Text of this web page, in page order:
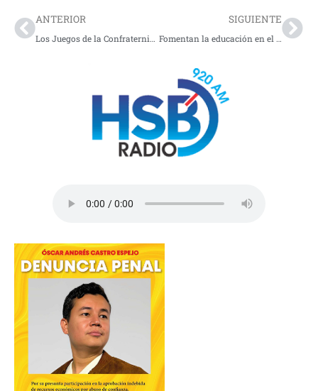
ANTERIOR
Los Juegos de la Confraternidad Inem-Ita
SIGUIENTE
Fomentan la educación en el Valle del Guamuez